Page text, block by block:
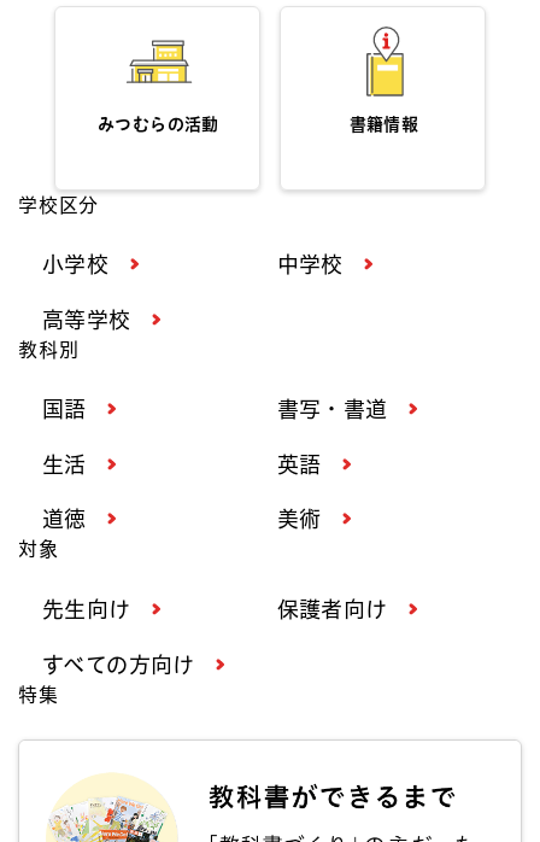
みつむらの活動 書籍情報
学校区分
小学校 中学校
高等学校
教科別
国語 書写・書道
生活 英語
道徳 美術
対象
先生向け 保護者向け
すべての方向け
特集